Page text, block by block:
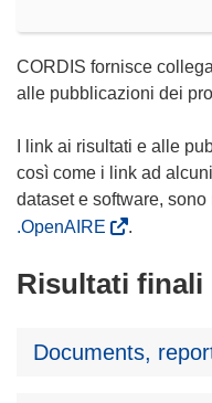
CORDIS fornisce
alle pubblicazioni dei
I link ai risultati e alle
così come i link ad
dataset e software,
.OpenAIRE
.
Risultati finali
Documents,